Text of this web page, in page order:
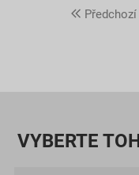
Předchozí
VYBERTE